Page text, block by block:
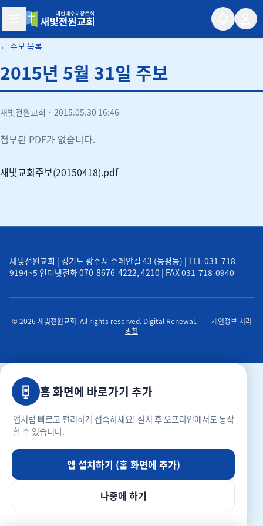
새빛전원교회
← 주보 목록
2015년 5월 31일 주보
새빛전원교회 · 2015.05.30 16:46
첨부된 PDF가 없습니다.
새빛교회주보(20150418).pdf
새빛전원교회 | 경기도 광주시 수레안길 43 (능평동) | TEL 031-718-
9194~5 인터넷전화 070-8676-4222, 4210 | FAX 031-718-0940
© 2026 새빛전원교회. All rights reserved. Digital Renewal. |
개인정보 처리
방침
홈 화면에 바로가기 추가
앱처럼 빠르고 편리하게 접속하세요! 설치 후 오프라인에서도 동작
할 수 있습니다.
앱 설치하기 (홈 화면에 추가)
나중에 하기